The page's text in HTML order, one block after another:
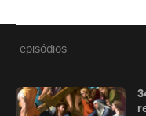
episódios